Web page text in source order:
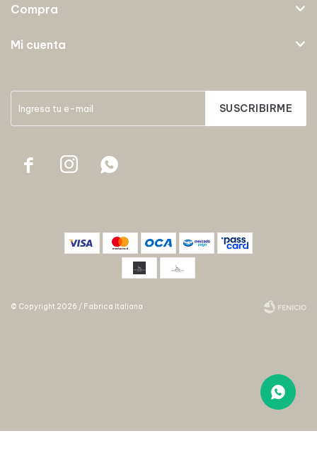
SUSCRIBIRME
  
Compra
Mi cuenta
© Copyright 2026 / Fabrica Italiana
Fenicio